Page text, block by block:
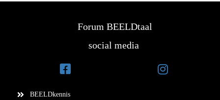
Forum BEELDtaal
social media
BEELDkennis